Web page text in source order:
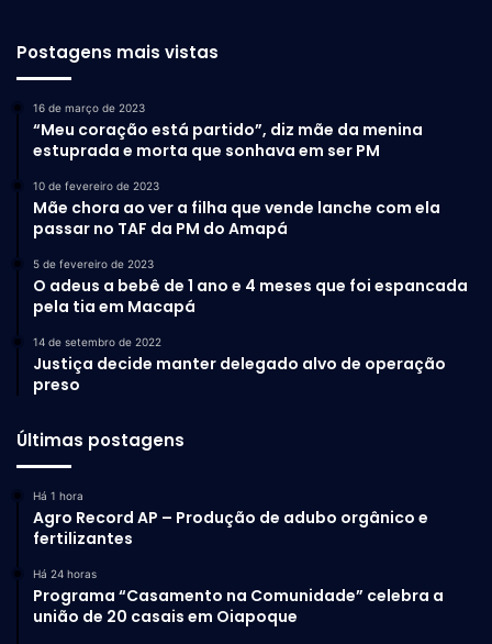
Postagens mais vistas
16 de março de 2023
“Meu coração está partido”, diz mãe da menina
estuprada e morta que sonhava em ser PM
10 de fevereiro de 2023
Mãe chora ao ver a filha que vende lanche com ela
passar no TAF da PM do Amapá
5 de fevereiro de 2023
O adeus a bebê de 1 ano e 4 meses que foi espancada
pela tia em Macapá
14 de setembro de 2022
Justiça decide manter delegado alvo de operação
preso
Últimas postagens
Há 1 hora
Agro Record AP – Produção de adubo orgânico e
fertilizantes
Há 24 horas
Programa “Casamento na Comunidade” celebra a
união de 20 casais em Oiapoque